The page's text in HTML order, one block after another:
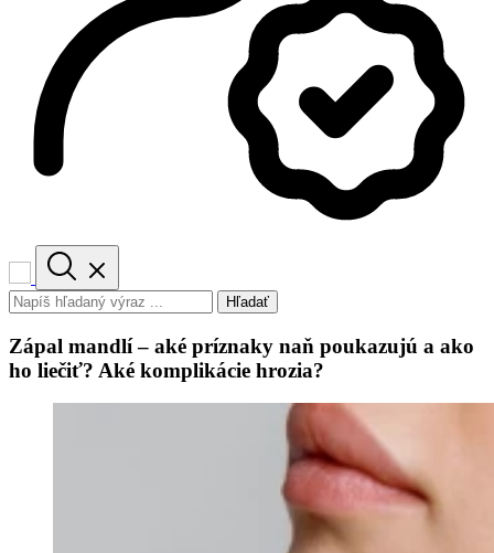
Hľadať
Zápal mandlí – aké príznaky naň poukazujú a ako
ho liečiť? Aké komplikácie hrozia?